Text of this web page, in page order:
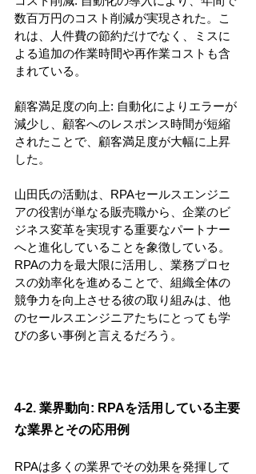
数百万円のコスト削減が実現された。こ
れは、人件費の節約だけでなく、ミスに
よる追加の作業時間や再作業コストも含
まれている。
顧客満足度の向上: 自動化によりエラーが
減少し、顧客へのレスポンス時間が短縮
されたことで、顧客満足度が大幅に上昇
した。
山田氏の活動は、RPAセールスエンジニ
アの役割が単なる販売職から、企業のビ
ジネス変革を実現する重要なパートナー
へと進化していることを象徴している。
RPAの力を最大限に活用し、業務プロセ
スの効率化を進めることで、組織全体の
競争力を向上させる彼の取り組みは、他
のセールスエンジニアたちにとっても学
びの多い事例と言えるだろう。
4-2. 業界動向: RPAを活用している主要
な業界とその応用例
RPAは多くの業界でその効果を発揮して